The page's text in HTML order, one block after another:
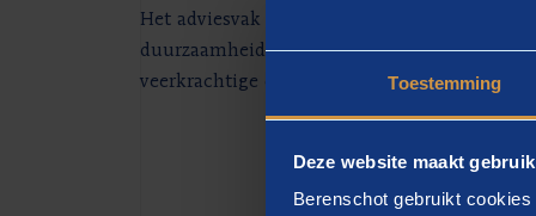
Toestemming
Deze website maakt
Berenschot gebruikt
Het adviesvak en Berenschot zijn voor mij
duurzaamheid en mijn wens om impact te
veerkrachtige en duurzame